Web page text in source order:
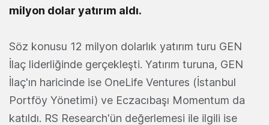
milyon dolar yatırım aldı.
Söz konusu 12 milyon dolarlık yatırım turu GEN
İlaç liderliğinde gerçekleşti. Yatırım turuna, GEN
İlaç'ın haricinde ise OneLife Ventures (İstanbul
Portföy Yönetimi) ve Eczacıbaşı Momentum da
katıldı. RS Research'ün değerlemesi ile ilgili ise